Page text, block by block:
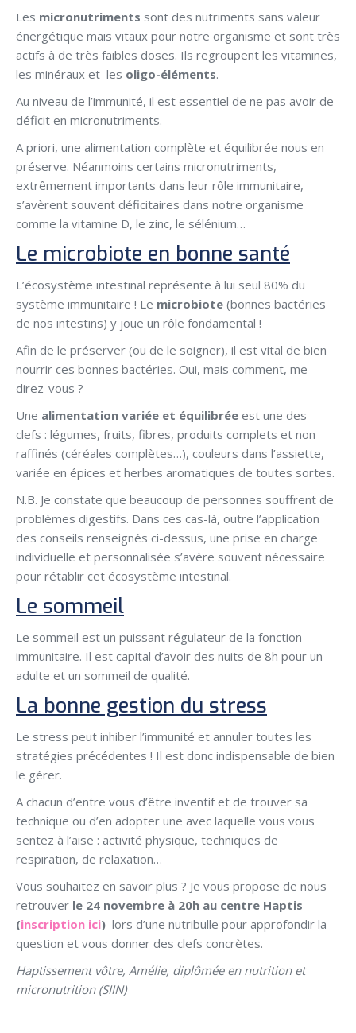
Les micronutriments sont des nutriments sans valeur
énergétique mais vitaux pour notre organisme et sont très
actifs à de très faibles doses. Ils regroupent les vitamines,
les minéraux et les oligo-éléments.
Au niveau de l’immunité, il est essentiel de ne pas avoir de
déficit en micronutriments.
A priori, une alimentation complète et équilibrée nous en
préserve. Néanmoins certains micronutriments,
extrêmement importants dans leur rôle immunitaire,
s’avèrent souvent déficitaires dans notre organisme
comme la vitamine D, le zinc, le sélénium…
Le microbiote en bonne santé
L’écosystème intestinal représente à lui seul 80% du
système immunitaire ! Le microbiote (bonnes bactéries
de nos intestins) y joue un rôle fondamental !
Afin de le préserver (ou de le soigner), il est vital de bien
nourrir ces bonnes bactéries. Oui, mais comment, me
direz-vous ?
Une alimentation variée et équilibrée est une des
clefs : légumes, fruits, fibres, produits complets et non
raffinés (céréales complètes…), couleurs dans l’assiette,
variée en épices et herbes aromatiques de toutes sortes.
N.B. Je constate que beaucoup de personnes souffrent de
problèmes digestifs. Dans ces cas-là, outre l’application
des conseils renseignés ci-dessus, une prise en charge
individuelle et personnalisée s’avère souvent nécessaire
pour rétablir cet écosystème intestinal.
Le sommeil
Le sommeil est un puissant régulateur de la fonction
immunitaire. Il est capital d’avoir des nuits de 8h pour un
adulte et un sommeil de qualité.
La bonne gestion du stress
Le stress peut inhiber l’immunité et annuler toutes les
stratégies précédentes ! Il est donc indispensable de bien
le gérer.
A chacun d’entre vous d’être inventif et de trouver sa
technique ou d’en adopter une avec laquelle vous vous
sentez à l’aise : activité physique, techniques de
respiration, de relaxation…
Vous souhaitez en savoir plus ? Je vous propose de nous
retrouver le 24 novembre à 20h au centre Haptis
(inscription ici) lors d’une nutribulle pour approfondir la
question et vous donner des clefs concrètes.
Haptissement vôtre, Amélie, diplômée en nutrition et
micronutrition (SIIN)